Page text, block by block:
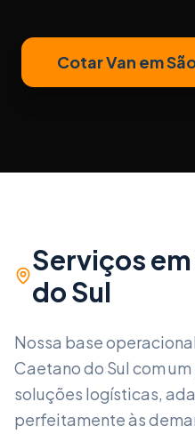
Cotar Van em
Serviços em
do Sul
Nossa base
Caetano do Sul com
soluções logísticas,
perfeitamente às